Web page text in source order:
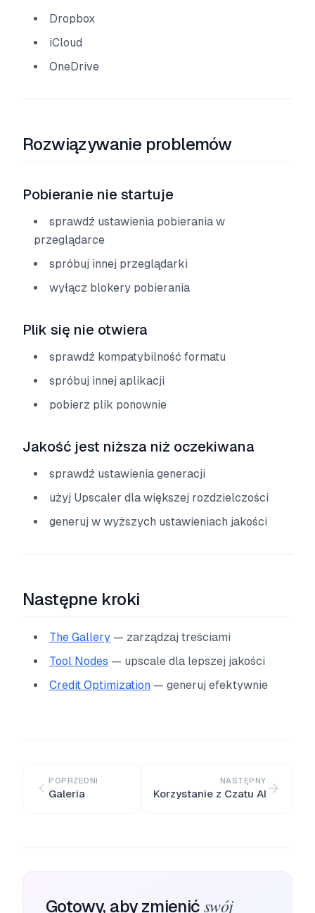
Dropbox
iCloud
OneDrive
Rozwiązywanie problemów
Pobieranie nie startuje
sprawdź ustawienia pobierania w
przeglądarce
spróbuj innej przeglądarki
wyłącz blokery pobierania
Plik się nie otwiera
sprawdź kompatybilność formatu
spróbuj innej aplikacji
pobierz plik ponownie
Jakość jest niższa niż oczekiwana
sprawdź ustawienia generacji
użyj Upscaler dla większej rozdzielczości
generuj w wyższych ustawieniach jakości
Następne kroki
The Gallery — zarządzaj treściami
Tool Nodes — upscale dla lepszej jakości
Credit Optimization — generuj efektywnie
POPRZEDNI
Galeria
NASTĘPNY
Korzystanie z Czatu AI
Gotowy, aby zmienić swój